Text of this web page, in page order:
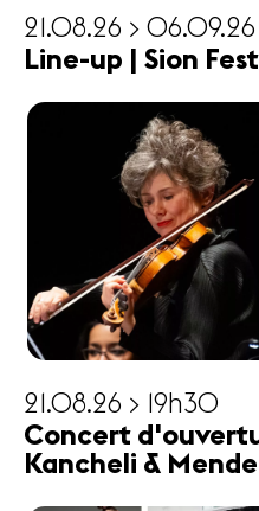
21.08.26 > 06.09.26
Line-up | Sion
21.08.26 > 19h30
Concert
Kancheli &